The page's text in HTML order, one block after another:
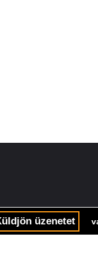
üzenetet